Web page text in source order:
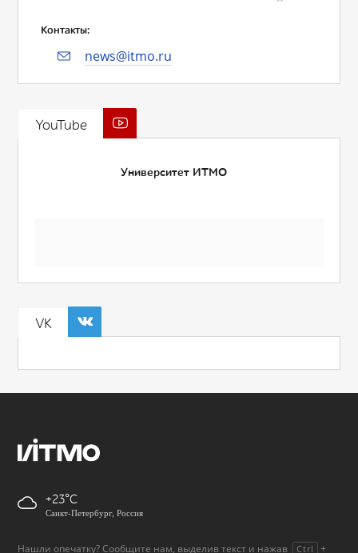
Контакты:
news@itmo.ru
YouTube
Университет ИТМО
VK
+23
Санкт-Петербург, Россия
Нашли опечатку? Сообщите нам, выделив текст и нажав Ctrl +